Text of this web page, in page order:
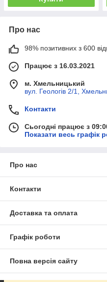
Про нас
98% позитивних з 600
Працює з 16.03.2021
м. Хмельницький
вул. Геологів 2/1,
Контакти
Сьогодні працює з
Показати весь графік
Про нас
Контакти
Доставка та оплата
Графік роботи
Повна версія сайту